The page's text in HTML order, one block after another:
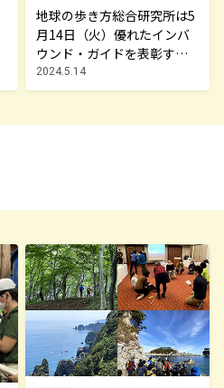
地球の歩き方総合研究所は5
月14日（火）優れたインバ
ウンド・ガイドを表彰する
「Guide of the Year 2024」
受賞者を発表しました
2024.5.14